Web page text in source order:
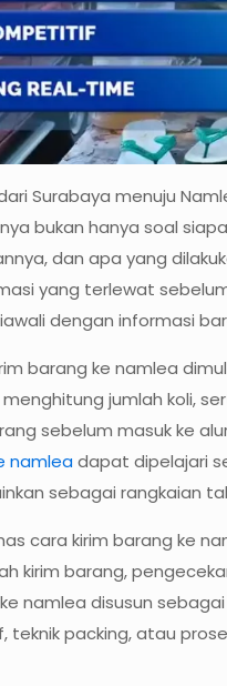
Surabaya menuju
bukan hanya soal
dan apa yang
yang terlewat
dengan informasi
barang ke namlea
jumlah koli,
sebelum masuk ke
namleadapat dipelajari
sebagai rangkaian
cara kirim barang ke
kirim barang,
namlea disusun
teknik packing, atau